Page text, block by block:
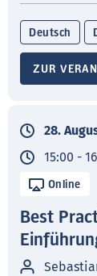
Deutsch
ZUR
28.
15:00 -
Online
Best